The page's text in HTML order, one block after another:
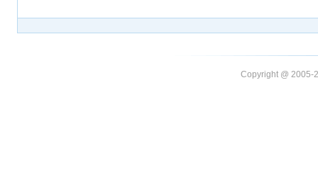
Copyright @